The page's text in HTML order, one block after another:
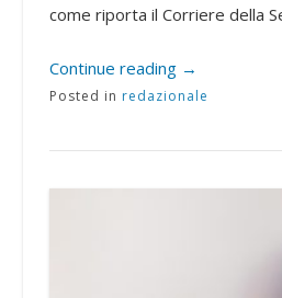
come riporta il Corriere della
Continue reading →
Posted in redazionale